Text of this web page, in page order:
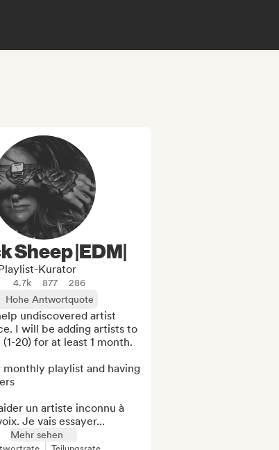
Sheep |EDM|
Kurator
4.7k 877
286
Hohe Antwortquote
undiscovered artist
I will be adding artists to
20) for at least 1 month.
monthly playlist and having
un artiste inconnu à
Je vais essayer...
Mehr sehen